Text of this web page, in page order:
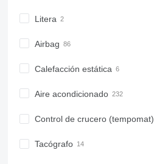
Litera
Airbag
Calefacción estática
Aire acondicionado
Control de crucero (tempomat)
Tacógrafo